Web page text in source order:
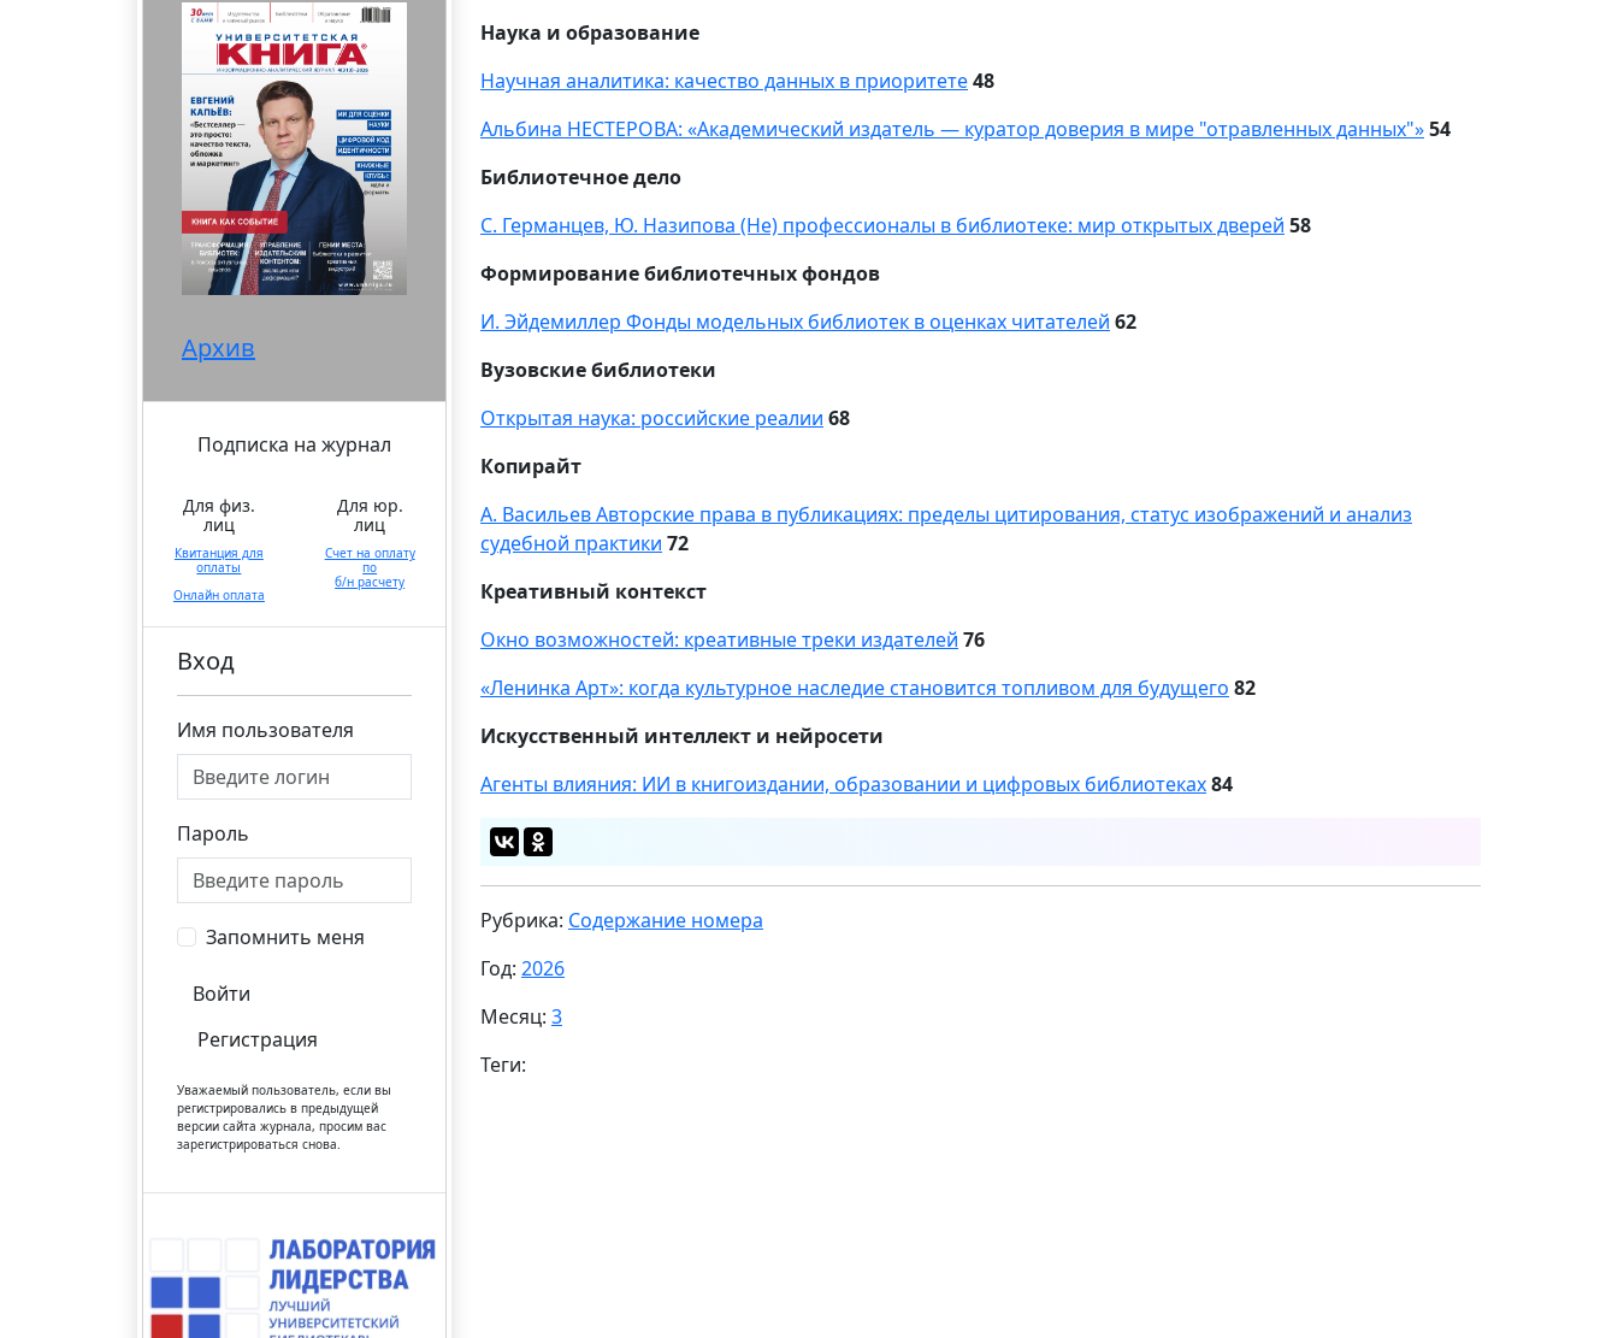
Архив
Подписка на журнал
Для физ.
лиц
Квитанция для
оплаты
Онлайн оплата
Для юр.
лиц
Счет на оплату
по
б/н расчету
Вход
Имя пользователя
Пароль
Запомнить меня
Войти
Регистрация
Уважаемый пользователь, если вы
регистрировались в предыдущей
версии сайта журнала, просим вас
зарегистрироваться снова.
Наука и образование
Научная аналитика: качество данных в приоритете48
Альбина НЕСТЕРОВА: «Академический издатель — куратор доверия в мире "отравленных данных"»54
Библиотечное дело
С. Германцев, Ю. Назипова (Не) профессионалы в библиотеке: мир открытых дверей 58
Формирование библиотечных фондов
И. Эйдемиллер Фонды модельных библиотек в оценках читателей 62
Вузовские библиотеки
Открытая наука: российские реалии 68
Копирайт
А. Васильев Авторские права в публикациях: пределы цитирования, статус изображений и анализ
судебной практики 72
Креативный контекст
Окно возможностей: креативные треки издателей 76
«Ленинка Арт»: когда культурное наследие становится топливом для будущего 82
Искусственный интеллект и нейросети
Агенты влияния: ИИ в книгоиздании, образовании и цифровых библиотеках84
Рубрика: Содержание номера
Год: 2026
Месяц: 3
Теги: